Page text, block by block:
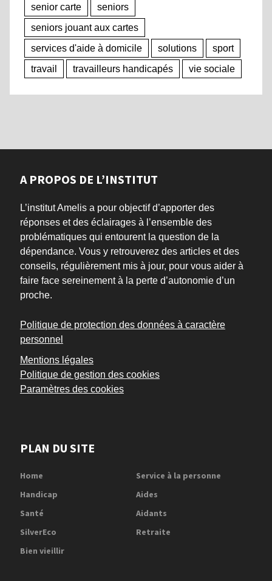
senior carte
seniors
seniors jouant aux cartes
services d'aide à domicile
solutions
sport
travail
travailleurs handicapés vie sociale
A PROPOS DE L’INSTITUT
L’institut Amelis a pour objectif d’apporter des
réponses et des éclairages à l’ensemble des
problématiques qui entourent la question de la
dépendance. Vous y retrouverez des articles et des
conseils, régulièrement mis à jour, pour vous aider à
faire face sereinement à la perte d’autonomie d’un
proche.
Politique de protection des données à caractère
personnel
Mentions légales
Politique de gestion des cookies
Paramètres des cookies
PLAN DU SITE
Home
Service à la personne
Handicap
Aides
Santé
Aidants
SilverEco
Retraite
Bien vieillir